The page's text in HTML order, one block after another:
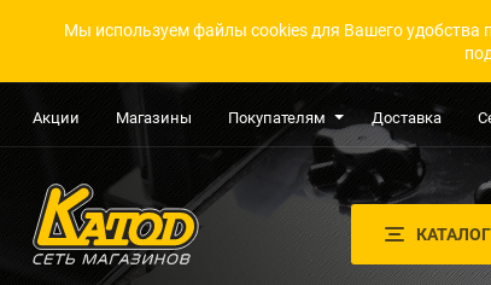
Мы используем файлы cookies для Вашего удобства
Акции Магазины Покупателям Доставка